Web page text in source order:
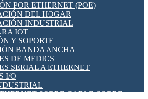
FRECUENCIA [VDF]
- INTERRUPTORES
VARIAS
LED
REED
RELÉ
TÉRMICA
SÓLIDO SSR
POR ETHERNET (POE)
DEL HOGAR
INDUSTRIAL
IOT
Y SOPORTE
BANDA ANCHA
DE MEDIOS
SERIAL A ETHERNET
I/O
SOBRE CABLE COBRE